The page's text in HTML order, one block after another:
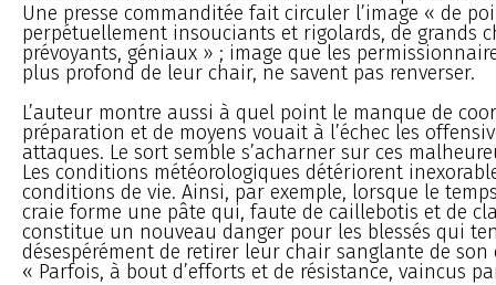
Une presse commanditée fait circuler l’image « de
perpétuellement insouciants et rigolards, de grands
prévoyants, géniaux » ; image que les
plus profond de leur chair, ne savent pas renverser.
L’auteur montre aussi à quel point le manque de
préparation et de moyens vouait à l’échec les
attaques. Le sort semble s’acharner sur ces
Les conditions météorologiques détériorent
conditions de vie. Ainsi, par exemple, lorsque le
craie forme une pâte qui, faute de caillebotis et de
constitue un nouveau danger pour les blessés qui
désespérément de retirer leur chair sanglante de son
« Parfois, à bout d’efforts et de résistance, vaincus